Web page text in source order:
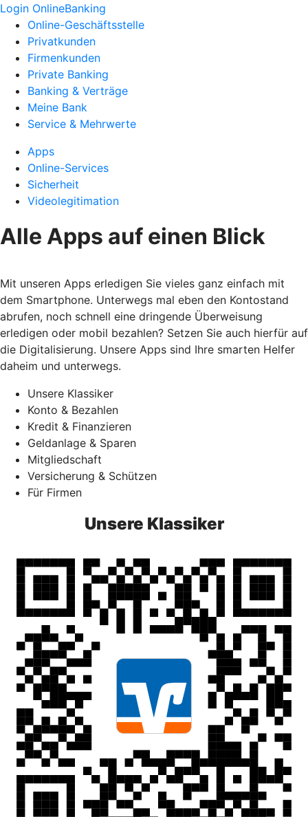
Login OnlineBanking
Online-Geschäftsstelle
Privatkunden
Firmenkunden
Private Banking
Banking & Verträge
Meine Bank
Service & Mehrwerte
Apps
Online-Services
Sicherheit
Videolegitimation
Alle Apps auf einen Blick
Mit unseren Apps erledigen Sie vieles ganz einfach mit
dem Smartphone. Unterwegs mal eben den Kontostand
abrufen, noch schnell eine dringende Überweisung
erledigen oder mobil bezahlen? Setzen Sie auch hierfür auf
die Digitalisierung. Unsere Apps sind Ihre smarten Helfer
daheim und unterwegs.
Unsere Klassiker
Konto & Bezahlen
Kredit & Finanzieren
Geldanlage & Sparen
Mitgliedschaft
Versicherung & Schützen
Für Firmen
Unsere Klassiker